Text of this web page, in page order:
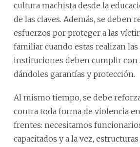
cultura machista desde la
de las claves. Además, se deben
esfuerzos por proteger a las
familiar cuando estas realizan las
instituciones deben cumplir con
dándoles garantías y protección.
Al mismo tiempo, se debe
contra toda forma de violencia
frentes: necesitamos
capacitados y a la vez,